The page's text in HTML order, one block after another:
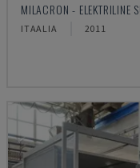
MILACRON - ELEKTRILINE
ITAALIA 2011